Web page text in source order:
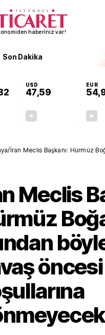
haberiniz var!
Son Dakika
USD
47,59
EUR
/İran Meclis Başkanı: Hürmüz
Meclis
öncesi